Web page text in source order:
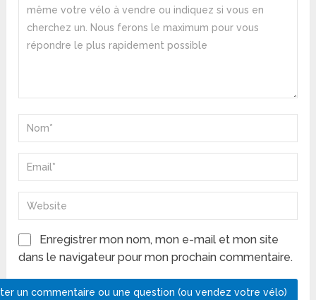
Enregistrer mon nom, mon e-mail et mon site
dans le navigateur pour mon prochain commentaire.